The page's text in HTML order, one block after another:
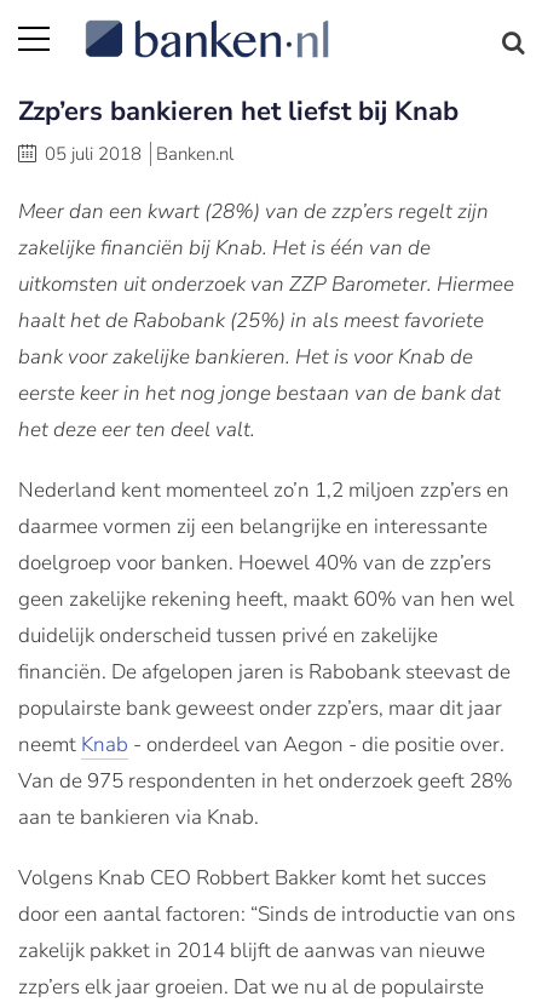
Zzp’ers bankieren het liefst bij Knab
05 juli 2018 Banken.nl
Meer dan een kwart (28%) van de zzp’ers regelt zijn
zakelijke financiën bij Knab. Het is één van de
uitkomsten uit onderzoek van ZZP Barometer. Hiermee
haalt het de Rabobank (25%) in als meest favoriete
bank voor zakelijke bankieren. Het is voor Knab de
eerste keer in het nog jonge bestaan van de bank dat
het deze eer ten deel valt.
Nederland kent momenteel zo’n 1,2 miljoen zzp’ers en
daarmee vormen zij een belangrijke en interessante
doelgroep voor banken. Hoewel 40% van de zzp’ers
geen zakelijke rekening heeft, maakt 60% van hen wel
duidelijk onderscheid tussen privé en zakelijke
financiën. De afgelopen jaren is Rabobank steevast de
populairste bank geweest onder zzp’ers, maar dit jaar
neemt Knab - onderdeel van Aegon - die positie over.
Van de 975 respondenten in het onderzoek geeft 28%
aan te bankieren via Knab.
Volgens Knab CEO Robbert Bakker komt het succes
door een aantal factoren: “Sinds de introductie van ons
zakelijk pakket in 2014 blijft de aanwas van nieuwe
zzp’ers elk jaar groeien. Dat we nu al de populairste